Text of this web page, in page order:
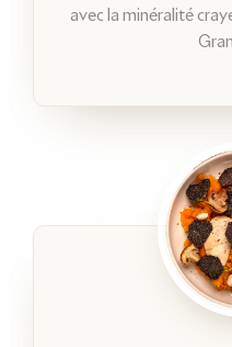
avec la minéralité